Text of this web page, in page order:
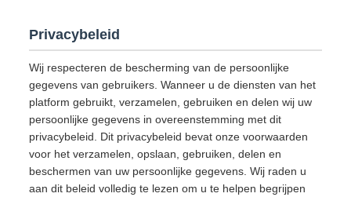
Privacybeleid
Wij respecteren de bescherming van de persoonlijke
gegevens van gebruikers. Wanneer u de diensten van het
platform gebruikt, verzamelen, gebruiken en delen wij uw
persoonlijke gegevens in overeenstemming met dit
privacybeleid. Dit privacybeleid bevat onze voorwaarden
voor het verzamelen, opslaan, gebruiken, delen en
beschermen van uw persoonlijke gegevens. Wij raden u
aan dit beleid volledig te lezen om u te helpen begrijpen